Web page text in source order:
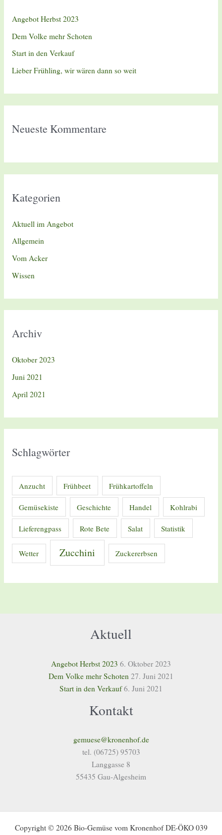
n
a
Angebot Herbst 2023
Dem Volke mehr Schoten
Start in den Verkauf
Lieber Frühling, wir wären dann so weit
Neueste Kommentare
Kategorien
Aktuell im Angebot
Allgemein
Vom Acker
Wissen
Archiv
Oktober 2023
Juni 2021
April 2021
Schlagwörter
Anzucht Frühbeet Frühkartoffeln
Gemüsekiste Geschichte Handel Kohlrabi
Lieferengpass Rote Bete Salat Statistik
Wetter Zucchini Zuckererbsen
Aktuell
Angebot Herbst 2023 6. Oktober 2023
Dem Volke mehr Schoten 27. Juni 2021
Start in den Verkauf 6. Juni 2021
Kontakt
gemuese@kronenhof.de
tel. (06725) 95703
Langgasse 8
55435 Gau-Algesheim
Copyright © 2026 Bio-Gemüse vom Kronenhof DE-ÖKO 039